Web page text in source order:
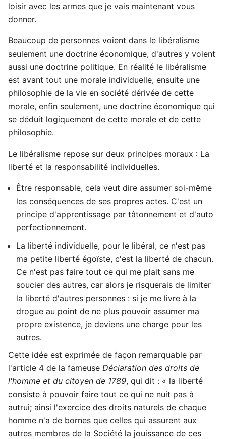
loisir avec les armes que je vais maintenant vous
donner.
Beaucoup de personnes voient dans le libéralisme
seulement une doctrine économique, d'autres y voient
aussi une doctrine politique. En réalité le libéralisme
est avant tout une morale individuelle, ensuite une
philosophie de la vie en société dérivée de cette
morale, enfin seulement, une doctrine économique qui
se déduit logiquement de cette morale et de cette
philosophie.
Le libéralisme repose sur deux principes moraux : La
liberté et la responsabilité individuelles.
Être responsable, cela veut dire assumer soi-même
les conséquences de ses propres actes. C'est un
principe d'apprentissage par tâtonnement et d'auto
perfectionnement.
La liberté individuelle, pour le libéral, ce n'est pas
ma petite liberté égoïste, c'est la liberté de chacun.
Ce n'est pas faire tout ce qui me plait sans me
soucier des autres, car alors je risquerais de limiter
la liberté d'autres personnes : si je me livre à la
drogue au point de ne plus pouvoir assumer ma
propre existence, je deviens une charge pour les
autres.
Cette idée est exprimée de façon remarquable par
l'article 4 de la fameuse Déclaration des droits de
l'homme et du citoyen de 1789, qui dit : « la liberté
consiste à pouvoir faire tout ce qui ne nuit pas à
autrui; ainsi l'exercice des droits naturels de chaque
homme n'a de bornes que celles qui assurent aux
autres membres de la Société la jouissance de ces